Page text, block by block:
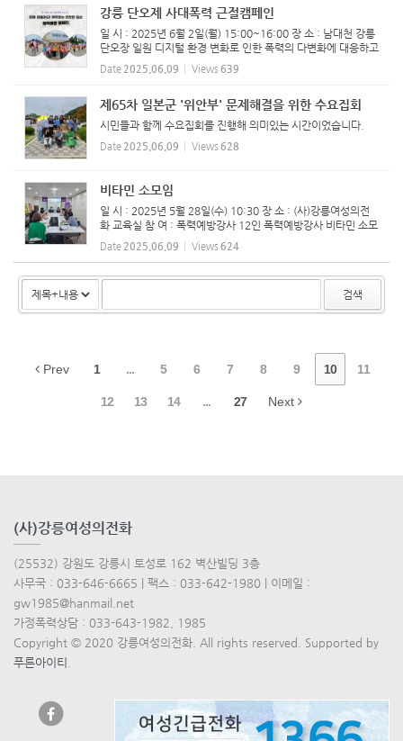
강릉 단오제 사대폭력 근절캠페인
일 시 : 2025년 6월 2일(월) 15:00~16:00 장 소 : 남대천 강릉
단오장 일원 디지털 환경 변화로 인한 폭력의 다변화에 대응하고
안전한 지역사회 조성을 위해 강릉시 인구가족과와 민간단체들
이 2일 오후 남대천 강릉 단오장 일원에서 진행한 민관 합동 캠
Date 2025.06.09 Views 639
제65차 일본군 '위안부' 문제해결을 위한 수요집회
시민들과 함께 수요집회를 진행해 의미있는 시간이었습니다.
Date 2025.06.09 Views 628
비타민 소모임
일 시 : 2025년 5월 28일(수) 10:30 장 소 : (사)강릉여성의전
화 교육실 참 여 : 폭력예방강사 12인 ​폭력예방강사 비타민 소모
임 진행하였습니다.
Date 2025.06.09 Views 624
검색
Prev 1 ... 5 6 7 8 9 10 11
12 13 14 ... 27 Next
(사)강릉여성의전화
(25532) 강원도 강릉시 토성로 162 벽산빌딩 3층
사무국 : 033-646-6665 | 팩스 : 033-642-1980 | 이메일 :
gw1985@hanmail.net
가정폭력상담 : 033-643-1982, 1985
Copyright © 2020 강릉여성의전화. All rights reserved. Supported by
푸른아이티